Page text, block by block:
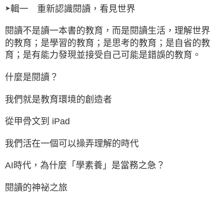
➤輯一 重新認識閱讀，看見世界
閱讀不是讀一本書的教育，而是閱讀生活，理解世界
的教育；是學習的教育；是思考的教育；是自省的教
育；是有能力發現並接受自己可能是錯誤的教育。
什麼是閱讀？
我們就是教育環境的創造者
從甲骨文到 iPad
我們活在一個可以操弄理解的時代
AI時代，為什麼「學素養」是當務之急？
閱讀的神祕之旅